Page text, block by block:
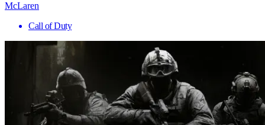
McLaren
Call of Duty